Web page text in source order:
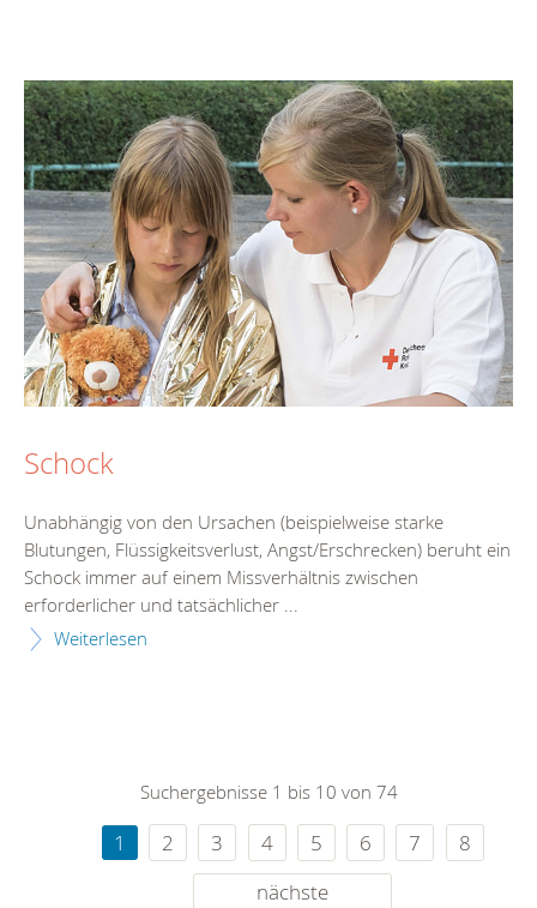
Schock
Unabhängig von den Ursachen (beispielweise starke
Blutungen, Flüssigkeitsverlust, Angst/Erschrecken) beruht ein
Schock immer auf einem Missverhältnis zwischen
erforderlicher und tatsächlicher ...
Weiterlesen
Suchergebnisse 1 bis 10 von 74
1 2 3 4 5 6 7
8
nächste